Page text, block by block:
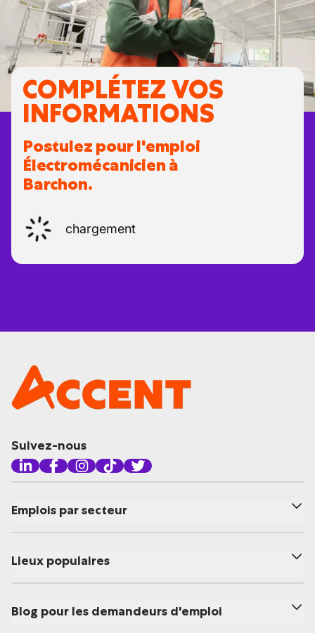
COMPLÉTEZ VOS
INFORMATIONS
Postulez pour l'emploi
Électromécanicien à
Barchon.
chargement
Suivez-nous
Emplois par secteur
Lieux populaires
Blog pour les demandeurs d'emploi